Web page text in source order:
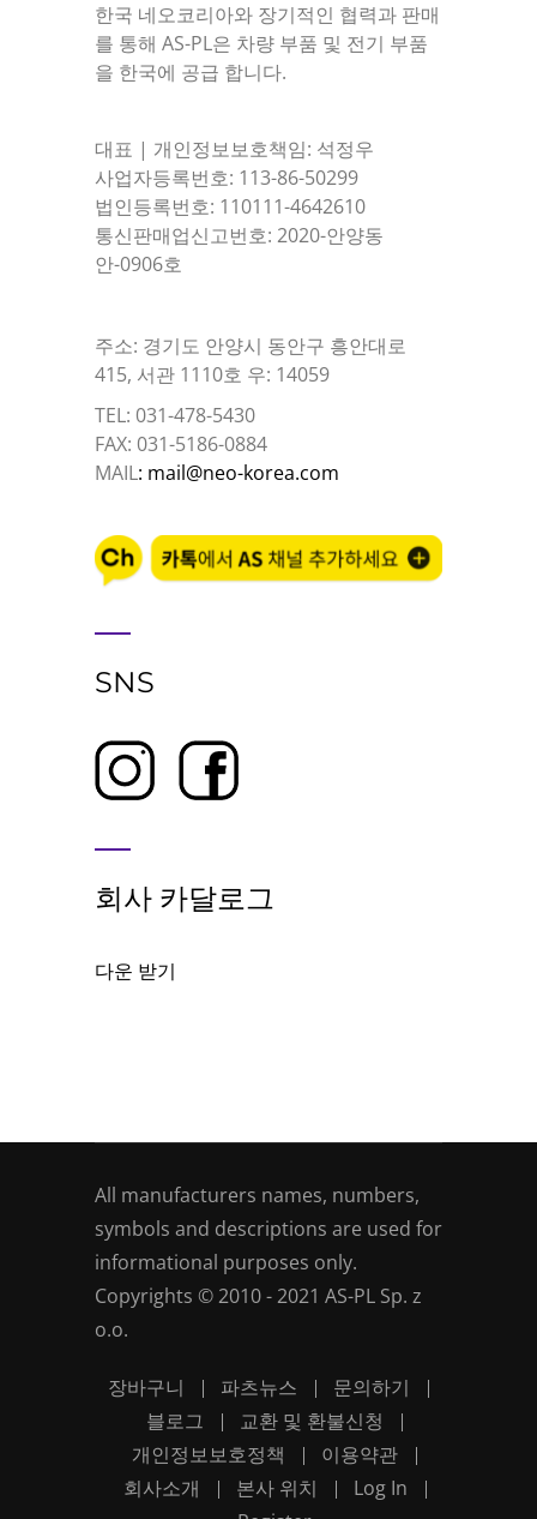
한국 네오코리아와 장기적인 협력과 판매
를 통해 AS-PL은 차량 부품 및 전기 부품
을 한국에 공급 합니다.
대표 | 개인정보보호책임: 석정우
사업자등록번호: 113-86-50299
법인등록번호: 110111-4642610
통신판매업신고번호: 2020-안양동
안-0906호
주소: 경기도 안양시 동안구 흥안대로
415, 서관 1110호 우: 14059
TEL: 031-478-5430
FAX: 031-5186-0884
MAIL: mail@neo-korea.com
SNS
회사 카달로그
다운 받기
All manufacturers names, numbers,
symbols and descriptions are used for
informational purposes only.
Copyrights © 2010 - 2021 AS-PL Sp. z
o.o.
장바구니 파츠뉴스
문의하기
블로그
교환 및 환불신청
개인정보보호정책
이용약관
회사소개
본사 위치
Log In